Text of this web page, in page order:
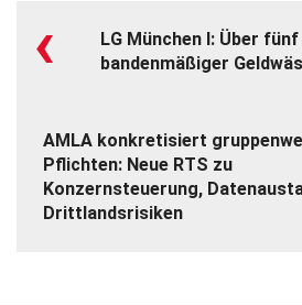
‹
LG München I: Über
bandenmäßiger
AMLA konkretisiert
Pflichten: Neue RTS zu
Konzernsteuerung,
Drittlandsrisiken